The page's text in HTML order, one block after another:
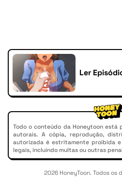
Ler
Todo o conteúdo da Honeytoon
autorais. A cópia, reprodução,
autorizada é estritamente proibida
legais, incluindo multas ou outras
2026 HoneyToon. Todos os